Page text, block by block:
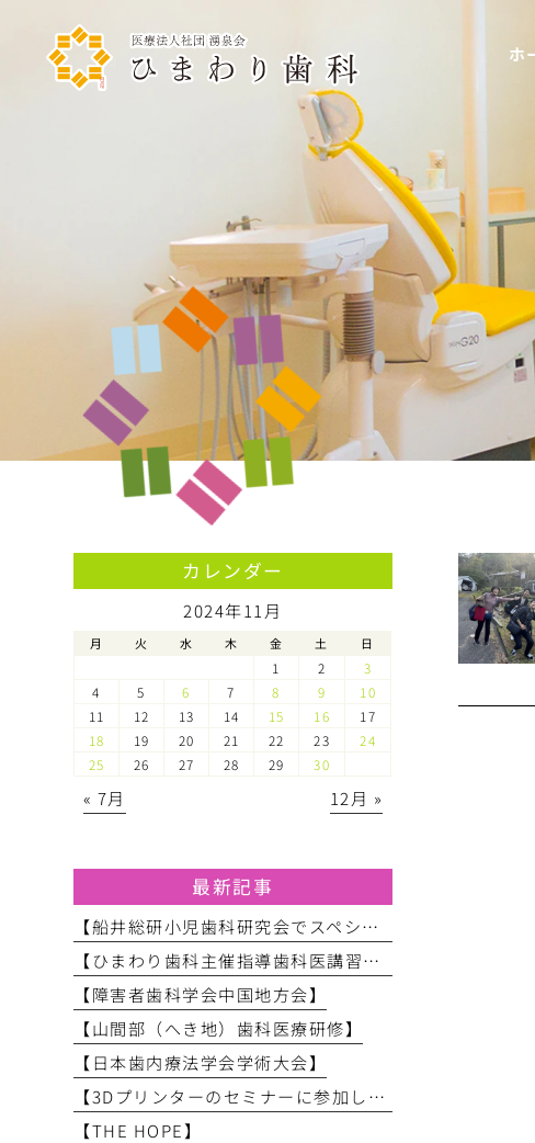
ホ
カレンダー
2024年11月
月 火 水 木 金 土 日
1 2
3
4
5 6 7 8 9
10
11
12 13 14 15 16
17
18
19 20 21 22 23
24
25
26 27 28 29 30
« 7月 12月 »
最新記事
【船井総研小児歯科研究会でスペシャルニーズ対応のお話をしてきました】
【ひまわり歯科主催指導歯科医講習会】
【障害者歯科学会中国地方会】
【山間部（へき地）歯科医療研修】
【日本歯内療法学会学術大会】
【3Dプリンターのセミナーに参加しました】
【THE HOPE】